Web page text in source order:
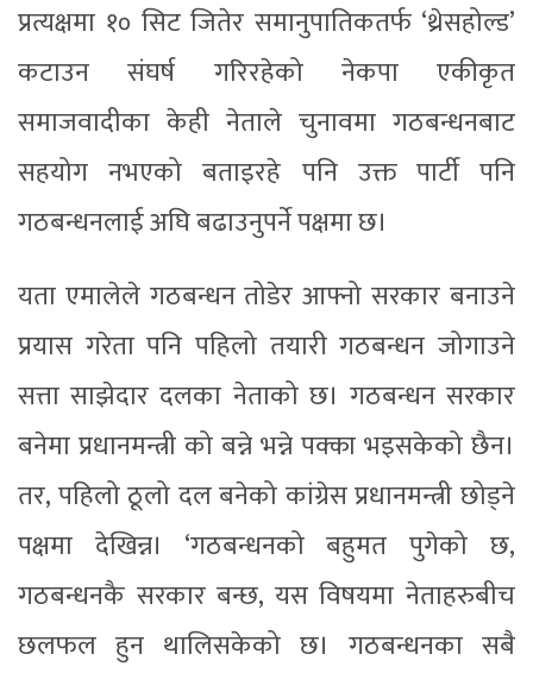
प्रत्यक्षमा १० सिट जितेर समानुपातिकतर्फ ‘थ्रेसहोल्ड’
कटाउन संघर्ष गरिरहेको नेकपा एकीकृत
समाजवादीका केही नेताले चुनावमा गठबन्धनबाट
सहयोग नभएको बताइरहे पनि उक्त पार्टी पनि
गठबन्धनलाई अघि बढाउनुपर्ने पक्षमा छ।
यता एमालेले गठबन्धन तोडेर आफ्नो सरकार बनाउने
प्रयास गरेता पनि पहिलो तयारी गठबन्धन जोगाउने
सत्ता साझेदार दलका नेताको छ। गठबन्धन सरकार
बनेमा प्रधानमन्त्री को बन्ने भन्ने पक्का भइसकेको छैन।
तर, पहिलो ठूलो दल बनेको कांग्रेस प्रधानमन्त्री छोड्ने
पक्षमा देखिन्न। ‘गठबन्धनको बहुमत पुगेको छ,
गठबन्धनकै सरकार बन्छ, यस विषयमा नेताहरुबीच
छलफल हुन थालिसकेको छ। गठबन्धनका सबै